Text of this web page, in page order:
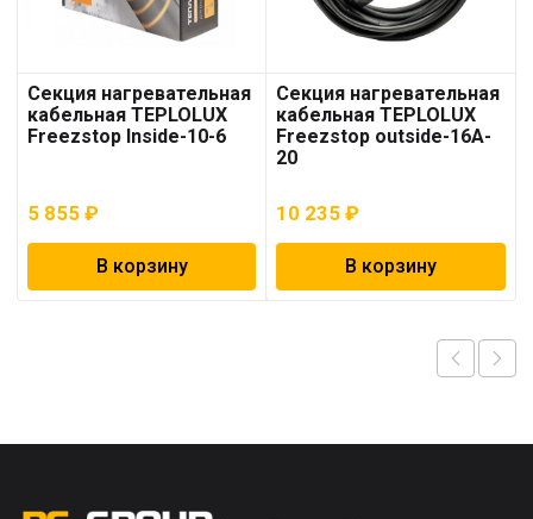
Секция нагревательная
кабельная TEPLOLUX
Freezstop Inside-10-6
5 855 ₽
В корзину
Секция нагревательная
кабельная TEPLOLUX
Freezstop outside-16A-
20
10 235₽
В корзину